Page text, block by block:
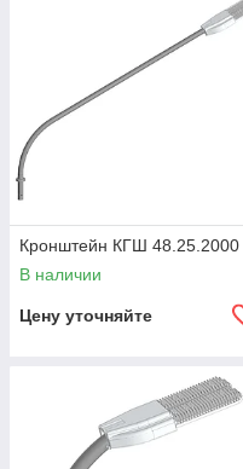
Кронштейн КГШ 48.25.2000
В наличии
Цену уточняйте